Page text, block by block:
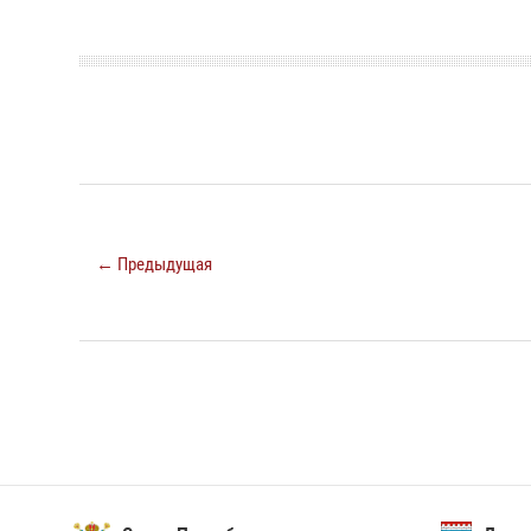
← Предыдущая